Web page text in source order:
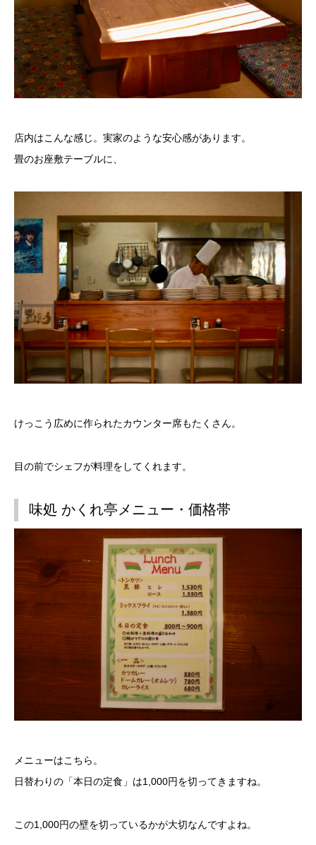
店内はこんな感じ。実家のような安心感があります。
畳のお座敷テーブルに、
けっこう広めに作られたカウンター席もたくさん。
目の前でシェフが料理をしてくれます。
味処 かくれ亭メニュー・価格帯
メニューはこちら。
日替わりの「本日の定食」は1,000円を切ってきますね。
この1,000円の壁を切っているかが大切なんですよね。